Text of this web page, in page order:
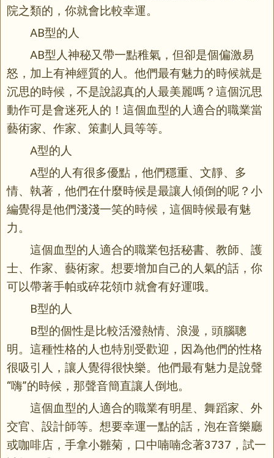
院之類的，你就會比較幸運。
AB型的人
AB型人神秘又帶一點稚氣，但卻是個偏激易
怒，加上有神經質的人。他們最有魅力的時候就是
沉思的時候，不是說認真的人最美麗嗎？這個沉思
動作可是會迷死人的！這個血型的人適合的職業當
藝術家、作家、策劃人員等等。
A型的人
A型的人有很多優點，他們穩重、文靜、多
情、執著，他們在什麼時候是最讓人傾倒的呢？小
編覺得是他們淺淺一笑的時候，這個時候最有魅
力。
這個血型的人適合的職業包括秘書、教師、護
士、作家、藝術家。想要增加自己的人氣的話，你
可以帶著手帕或碎花領巾就會有好運哦。
B型的人
B型的個性是比較活潑熱情、浪漫，頭腦聰
明。這種性格的人也特別受歡迎，因為他們的性格
很吸引人，讓人覺得很快樂。他們最有魅力是說聲
“嗨”的時候，那聲音簡直讓人倒地。
這個血型的人適合的職業有明星、舞蹈家、外
交官、設計師等。想要幸運一點的話，泡在音樂廳
或咖啡店，手拿小雛菊，口中喃喃念著3737，試一